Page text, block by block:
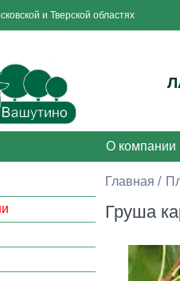
и Тверской областях
О компании
Главная
Груша